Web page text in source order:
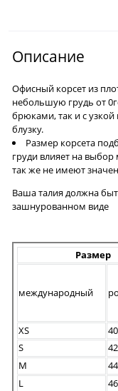
Описание
Офисный корсет из
небольшую грудь от
брюками, так и с
блузку.
Размер корсета
груди влияет на
так же не имеют
Ваша талия должна
зашнурованном виде
Размер
международный
XS
S
M
44
L
46